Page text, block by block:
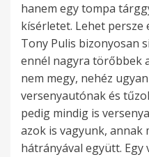
hanem egy tompa
kísérletet. Lehet persze
Tony Pulis bizonyosan
ennél nagyra törőbbek
nem megy, nehéz
versenyautónak és
pedig mindig is
azok is vagyunk, annak
hátrányával együtt.